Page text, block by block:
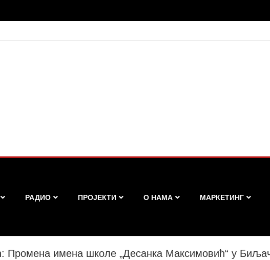
РАДИО ПРОЈЕКТИ О НАМА МАРКЕТИНГ
Промена имена школе „Десанка Максимовић“ у